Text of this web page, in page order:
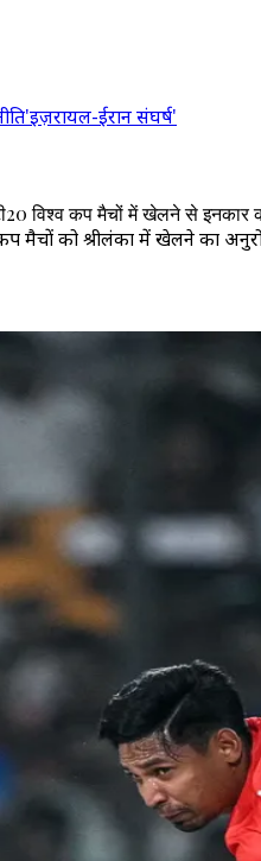
'इज़रायल-ईरान संघर्ष'
विश्व कप मैचों में खेलने से इनकार
को श्रीलंका में खेलने का